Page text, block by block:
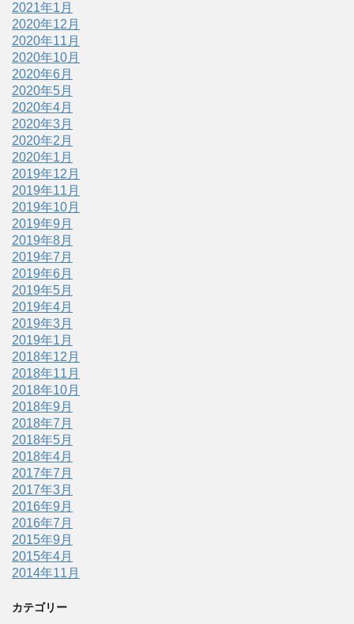
2021年1月
2020年12月
2020年11月
2020年10月
2020年6月
2020年5月
2020年4月
2020年3月
2020年2月
2020年1月
2019年12月
2019年11月
2019年10月
2019年9月
2019年8月
2019年7月
2019年6月
2019年5月
2019年4月
2019年3月
2019年1月
2018年12月
2018年11月
2018年10月
2018年9月
2018年7月
2018年5月
2018年4月
2017年7月
2017年3月
2016年9月
2016年7月
2015年9月
2015年4月
2014年11月
カテゴリー